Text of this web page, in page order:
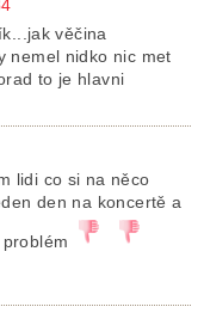
věčina
nemel nidko nic met
to je hlavni
lidi co si na něco
den na koncertě a